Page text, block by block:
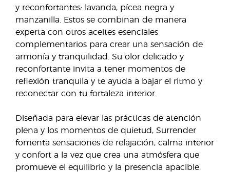
y reconfortantes: lavanda, pícea negra y
manzanilla. Estos se combinan de manera
experta con otros aceites esenciales
complementarios para crear una sensación de
armonía y tranquilidad. Su olor delicado y
reconfortante invita a tener momentos de
reflexión tranquila y te ayuda a bajar el ritmo y
reconectar con tu fortaleza interior.
Diseñada para elevar las prácticas de atención
plena y los momentos de quietud, Surrender
fomenta sensaciones de relajación, calma interior
y confort a la vez que crea una atmósfera que
promueve el equilibrio y la presencia apacible.